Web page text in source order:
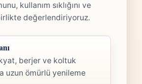
kullanım sıklığını ve
değerlendiriyoruz.
berjer ve koltuk
uzun ömürlü yenileme